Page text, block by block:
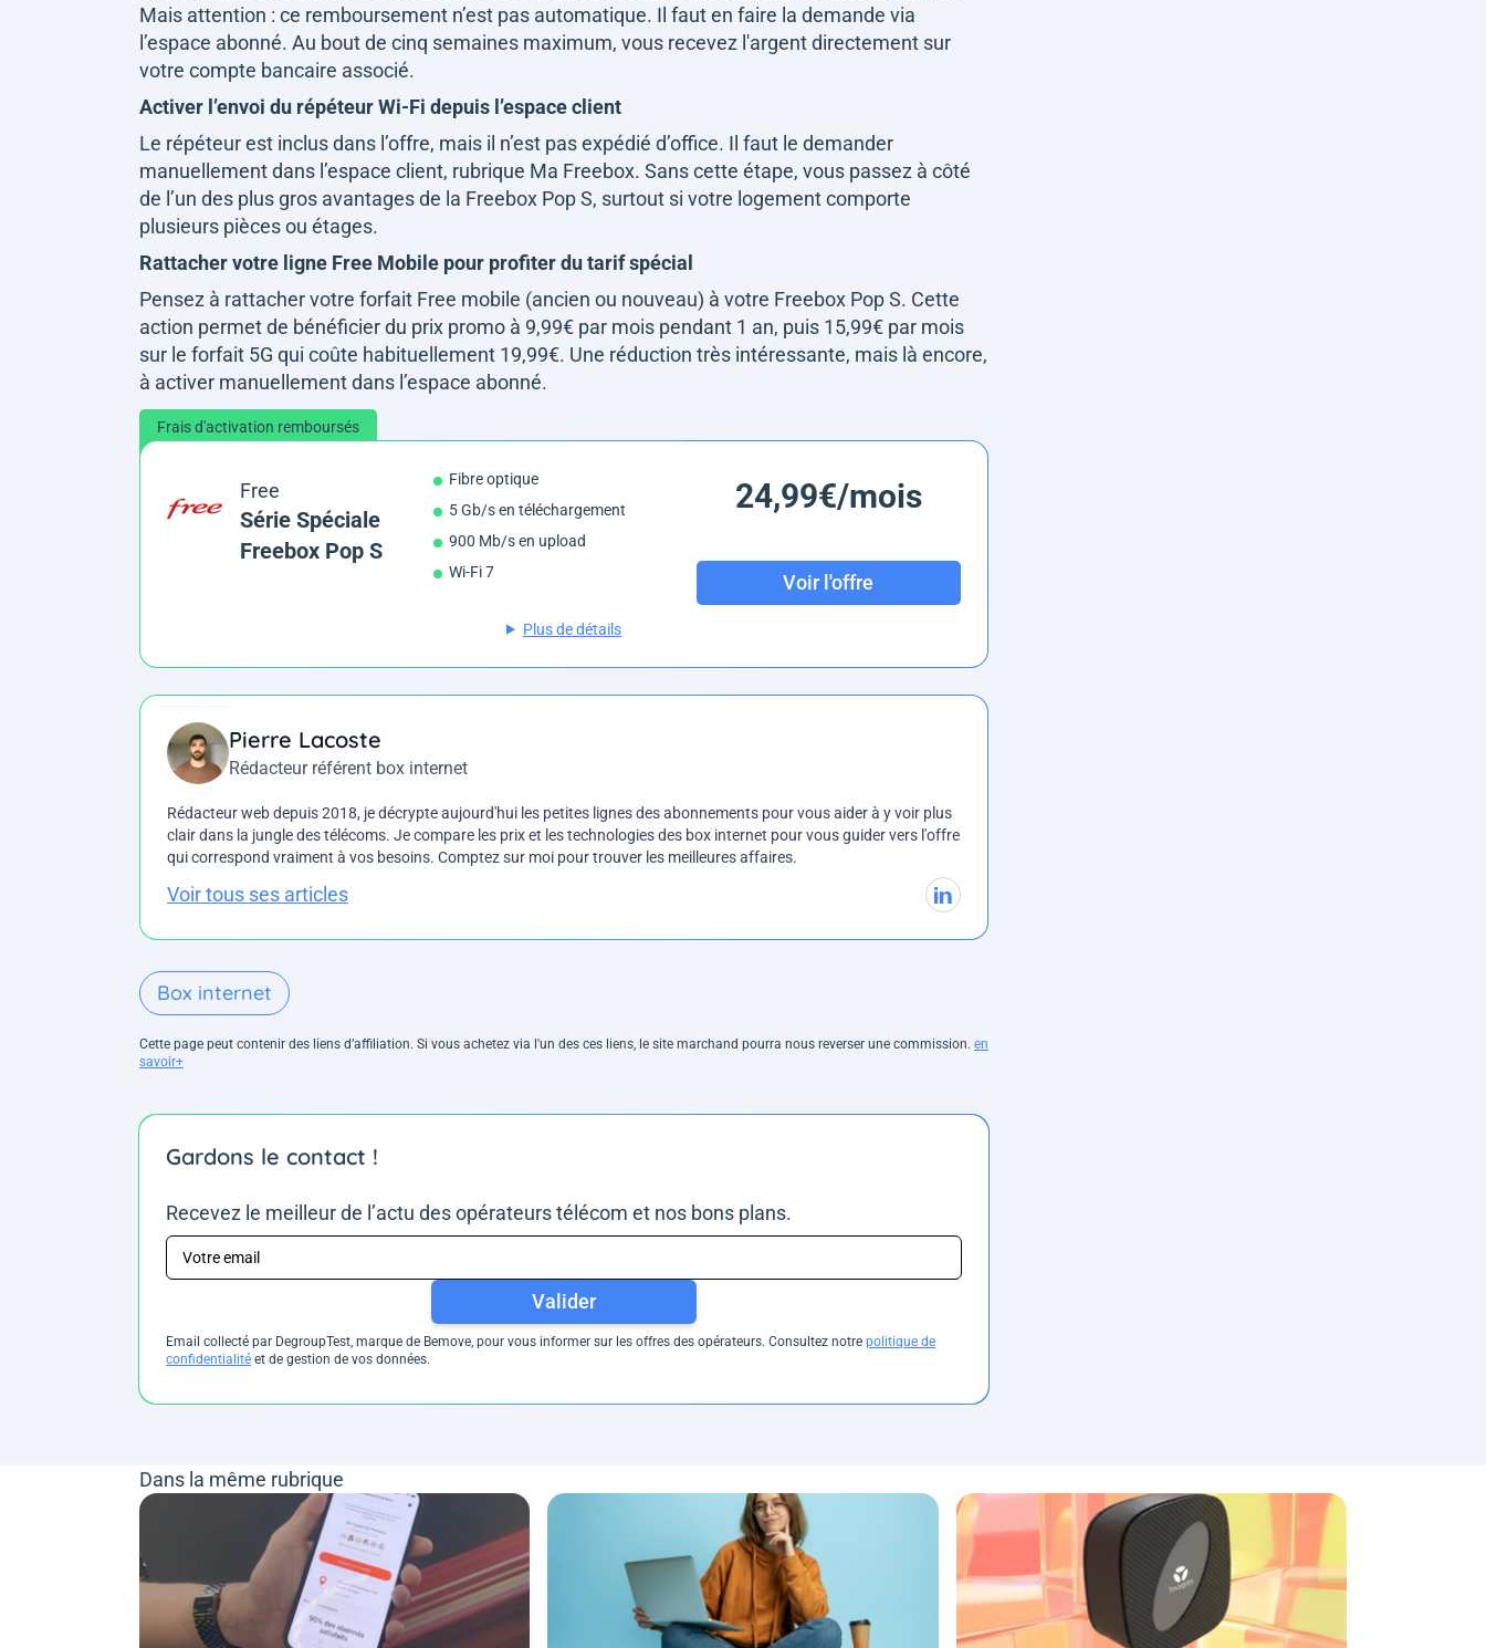
Mais attention : ce remboursement n’est pas automatique. Il faut en faire la demande via
l’espace abonné. Au bout de cinq semaines maximum, vous recevez l'argent directement sur
votre compte bancaire associé.
Activer l’envoi du répéteur Wi-Fi depuis l’espace client
Le répéteur est inclus dans l’offre, mais il n’est pas expédié d’office. Il faut le demander
manuellement dans l’espace client, rubrique Ma Freebox. Sans cette étape, vous passez à côté
de l’un des plus gros avantages de la Freebox Pop S, surtout si votre logement comporte
plusieurs pièces ou étages.
Rattacher votre ligne Free Mobile pour profiter du tarif spécial
Pensez à rattacher votre forfait Free mobile (ancien ou nouveau) à votre Freebox Pop S. Cette
action permet de bénéficier du prix promo à 9,99€ par mois pendant 1 an, puis 15,99€ par mois
sur le forfait 5G qui coûte habituellement 19,99€. Une réduction très intéressante, mais là encore,
à activer manuellement dans l’espace abonné.
Frais d'activation remboursés
Free
Série Spéciale
Freebox Pop S
Fibre optique
5 Gb/s en téléchargement
900 Mb/s en upload
Wi-Fi 7
24,99€/mois
Voir l'offre
Plus de détails
Pierre Lacoste
Rédacteur référent box internet
Rédacteur web depuis 2018, je décrypte aujourd'hui les petites lignes des abonnements pour vous aider à y voir plus
clair dans la jungle des télécoms. Je compare les prix et les technologies des box internet pour vous guider vers l'offre
qui correspond vraiment à vos besoins. Comptez sur moi pour trouver les meilleures affaires.
Voir tous ses articles
Box internet
Cette page peut contenir des liens d’affiliation. Si vous achetez via l'un des ces liens, le site marchand pourra nous reverser une commission. en
savoir+
Gardons le contact !
Recevez le meilleur de l’actu des opérateurs télécom et nos bons plans.
Valider
Email collecté par DegroupTest, marque de Bemove, pour vous informer sur les offres des opérateurs. Consultez notre politique de
confidentialité et de gestion de vos données.
Dans la même rubrique